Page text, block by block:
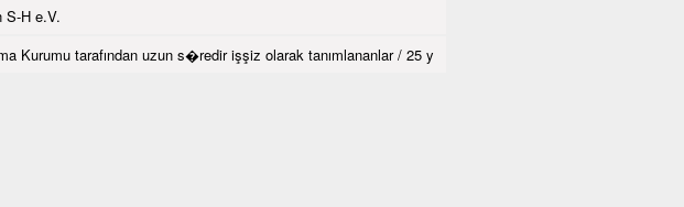
H e.V.
Kurumu tarafından uzun s�redir işşiz olarak tanımlananlar / 25 y